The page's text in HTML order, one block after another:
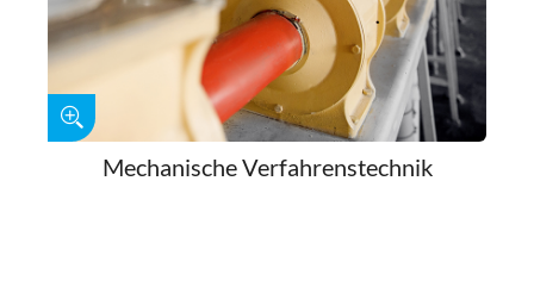
Mechanische Verfahrenstechnik